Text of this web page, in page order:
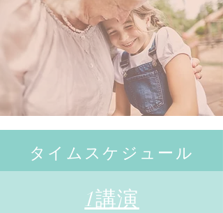
タイムスケジュール
1講演